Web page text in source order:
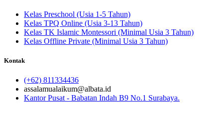
Kelas Preschool (Usia 1-5 Tahun)
Kelas TPQ Online (Usia 3-13 Tahun)
Kelas TK Islamic Montessori (Minimal Usia 3 Tahun)
Kelas Offline Private (Minimal Usia 3 Tahun)
Kontak
(+62) 811334436
assalamualaikum@albata.id
Kantor Pusat - Babatan Indah B9 No.1 Surabaya.